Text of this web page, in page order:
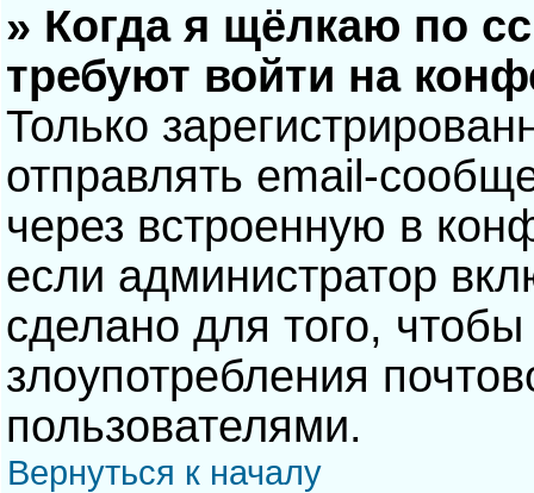
» Когда я щёлкаю по
требуют войти на
Только
отправлять email-
через встроенную в
если администратор
сделано для того, чтобы
злоупотребления
пользователями.
Вернуться к началу